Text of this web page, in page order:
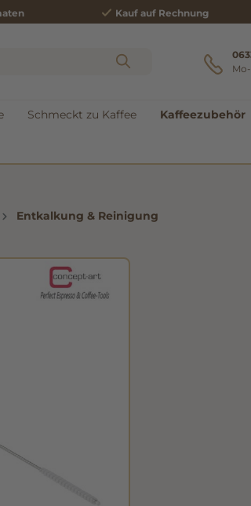
Kauf auf Rechnung
Schmeckt zu Kaffee Kaffeezubehör
Entkalkung & Reinigung